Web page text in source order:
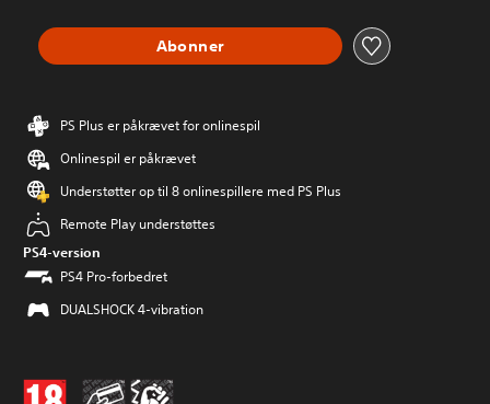
Abonner
PS Plus er påkrævet for onlinespil
Onlinespil er påkrævet
Understøtter op til 8 onlinespillere med PS Plus
Remote Play understøttes
PS4-version
PS4 Pro-forbedret
DUALSHOCK 4-vibration